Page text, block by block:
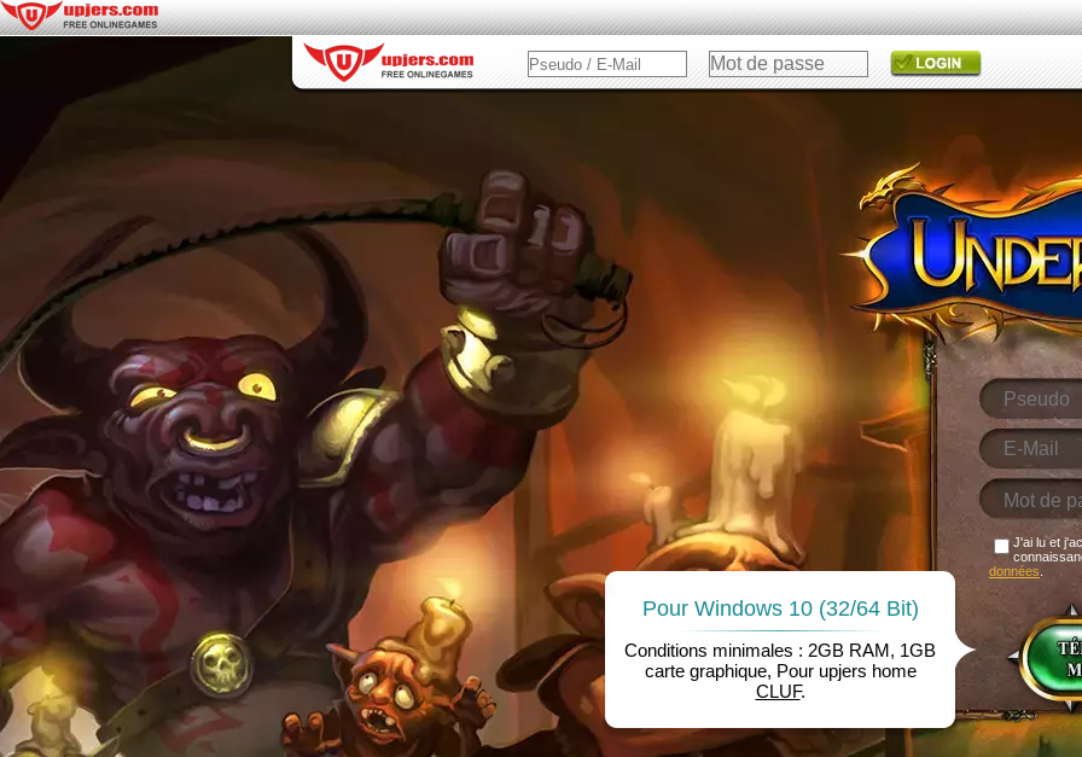
J'ai lu et
données
Pour Windows 10 (32/64 Bit)
Conditions minimales : 2GB RAM, 1GB
carte graphique, Pour upjers home
CLUF.